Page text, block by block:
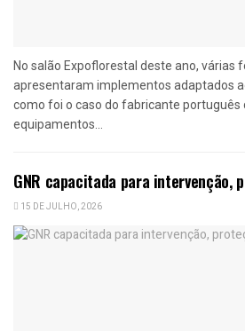
No salão Expoflorestal deste ano, várias
apresentaram implementos adaptados
como foi o caso do fabricante português
equipamentos...
GNR capacitada para intervenção,
15 DE JULHO, 2026